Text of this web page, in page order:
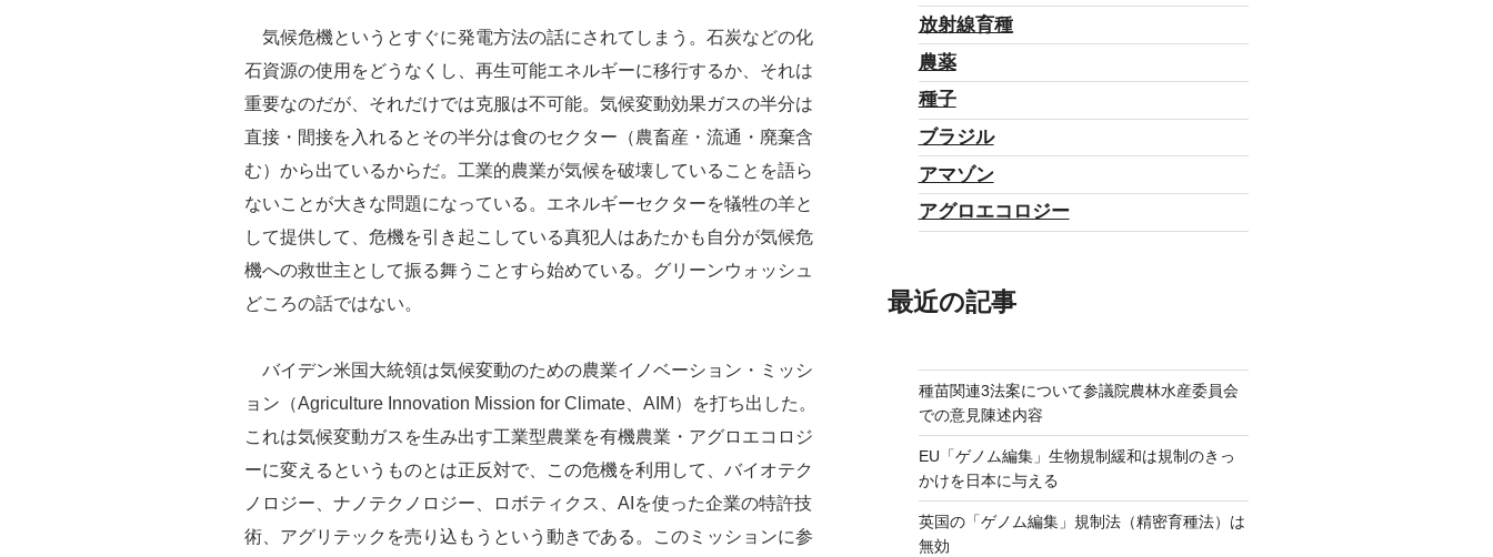
気候危機というとすぐに発電方法の話にされてしまう。石炭などの化
石資源の使用をどうなくし、再生可能エネルギーに移行するか、それは
重要なのだが、それだけでは克服は不可能。気候変動効果ガスの半分は
直接・間接を入れるとその半分は食のセクター（農畜産・流通・廃棄含
む）から出ているからだ。工業的農業が気候を破壊していることを語ら
ないことが大きな問題になっている。エネルギーセクターを犠牲の羊と
して提供して、危機を引き起こしている真犯人はあたかも自分が気候危
機への救世主として振る舞うことすら始めている。グリーンウォッシュ
どころの話ではない。
バイデン米国大統領は気候変動のための農業イノベーション・ミッシ
ョン（Agriculture Innovation Mission for Climate、AIM）を打ち出した。
これは気候変動ガスを生み出す工業型農業を有機農業・アグロエコロジ
ーに変えるというものとは正反対で、この危機を利用して、バイオテク
ノロジー、ナノテクノロジー、ロボティクス、AIを使った企業の特許技
術、アグリテックを売り込もうという動きである。このミッションに参
放射線育種
農薬
種子
ブラジル
アマゾン
アグロエコロジー
最近の記事
種苗関連3法案について参議院農林水産委員会
での意見陳述内容
EU「ゲノム編集」生物規制緩和は規制のきっ
かけを日本に与える
英国の「ゲノム編集」規制法（精密育種法）は
無効